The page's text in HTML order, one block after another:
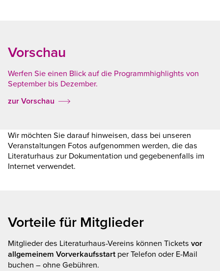
Vorschau
Werfen Sie einen Blick auf die Programmhighlights von
September bis Dezember.
zur Vorschau
Wir möchten Sie darauf hinweisen, dass bei unseren
Veranstaltungen Fotos aufgenommen werden, die das
Literaturhaus zur Dokumentation und gegebenenfalls im
Internet verwendet.
Vorteile für Mitglieder
Mitglieder des Literaturhaus-Vereins können Tickets vor
allgemeinem Vorverkaufsstart per Telefon oder E-Mail
buchen – ohne Gebühren.